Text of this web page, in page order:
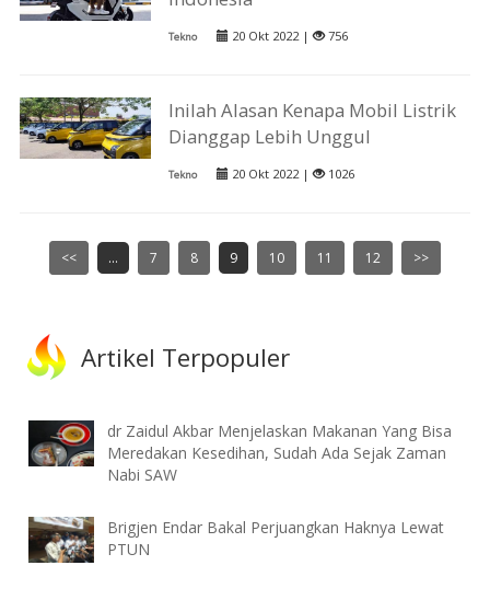
Tekno 20 Okt 2022 | 756
Inilah Alasan Kenapa Mobil Listrik
Dianggap Lebih Unggul
Tekno 20 Okt 2022 | 1026
<< ... 7 8 9 10 11 12 >>
Artikel Terpopuler
dr Zaidul Akbar Menjelaskan Makanan Yang Bisa
Meredakan Kesedihan, Sudah Ada Sejak Zaman
Nabi SAW
Brigjen Endar Bakal Perjuangkan Haknya Lewat
PTUN